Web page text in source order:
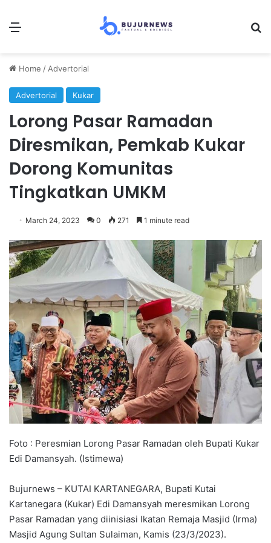
Menu
Home / Advertorial
Advertorial Kukar
Lorong Pasar Ramadan
Diresmikan, Pemkab Kukar
Dorong Komunitas
Tingkatkan UMKM
March 24, 2023 0 271 1 minute read
Foto : Peresmian Lorong Pasar Ramadan oleh Bupati Kukar
Edi Damansyah. (Istimewa)
Bujurnews – KUTAI KARTANEGARA, Bupati Kutai
Kartanegara (Kukar) Edi Damansyah meresmikan Lorong
Pasar Ramadan yang diinisiasi Ikatan Remaja Masjid (Irma)
Masjid Agung Sultan Sulaiman, Kamis (23/3/2023).